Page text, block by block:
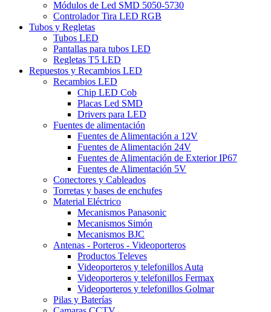
Módulos de Led SMD 5050-5730
Controlador Tira LED RGB
Tubos y Regletas
Tubos LED
Pantallas para tubos LED
Regletas T5 LED
Repuestos y Recambios LED
Recambios LED
Chip LED Cob
Placas Led SMD
Drivers para LED
Fuentes de alimentación
Fuentes de Alimentación a 12V
Fuentes de Alimentación 24V
Fuentes de Alimentación de Exterior IP67
Fuentes de Alimentación 5V
Conectores y Cableados
Torretas y bases de enchufes
Material Eléctrico
Mecanismos Panasonic
Mecanismos Simón
Mecanismos BJC
Antenas - Porteros - Videoporteros
Productos Televes
Videoporteros y telefonillos Auta
Videoporteros y telefonillos Fermax
Videoporteros y telefonillos Golmar
Pilas y Baterías